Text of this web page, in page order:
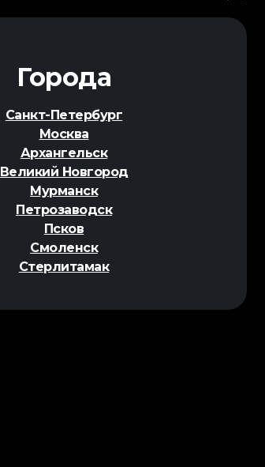
Города
Санкт-Петербург
Москва
Архангельск
Великий Новгород
Мурманск
Петрозаводск
Псков
Смоленск
Стерлитамак